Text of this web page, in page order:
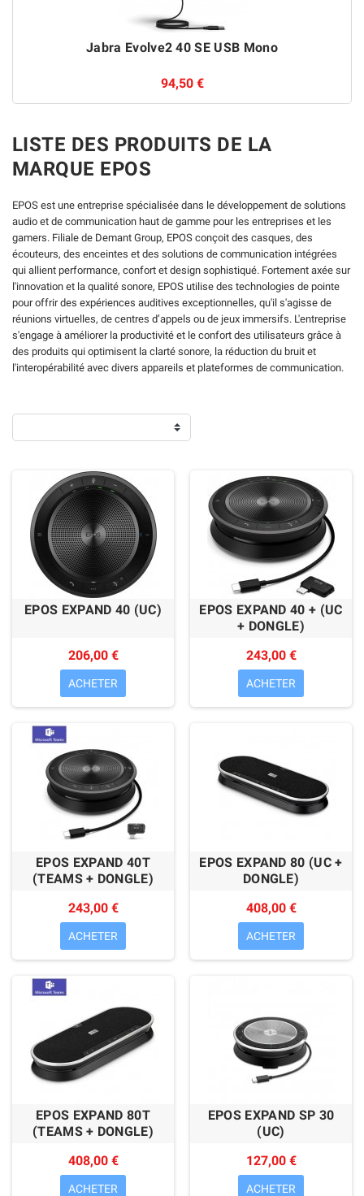
Jabra Evolve2 40 SE USB Mono
94,50 €
LISTE DES PRODUITS DE LA
MARQUE EPOS
EPOS est une entreprise spécialisée dans le développement de solutions
audio et de communication haut de gamme pour les entreprises et les
gamers. Filiale de Demant Group, EPOS conçoit des casques, des
écouteurs, des enceintes et des solutions de communication intégrées
qui allient performance, confort et design sophistiqué. Fortement axée sur
l'innovation et la qualité sonore, EPOS utilise des technologies de pointe
pour offrir des expériences auditives exceptionnelles, qu'il s'agisse de
réunions virtuelles, de centres d’appels ou de jeux immersifs. L'entreprise
s'engage à améliorer la productivité et le confort des utilisateurs grâce à
des produits qui optimisent la clarté sonore, la réduction du bruit et
l'interopérabilité avec divers appareils et plateformes de communication.
EPOS EXPAND 40 (UC)
206,00 €
ACHETER
EPOS EXPAND 40 + (UC
+ DONGLE)
243,00 €
ACHETER
EPOS EXPAND 40T
(TEAMS + DONGLE)
243,00 €
ACHETER
EPOS EXPAND 80 (UC +
DONGLE)
408,00 €
ACHETER
EPOS EXPAND 80T
(TEAMS + DONGLE)
408,00 €
ACHETER
EPOS EXPAND SP 30
(UC)
127,00 €
ACHETER